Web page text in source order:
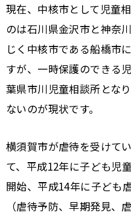
現在、中核市として児童
のは石川県金沢市と神奈
じく中核市である船橋市
すが、一時保護のできる
葉県市川児童相談所とな
ないのが現状です。
横須賀市が虐待を受けて
て、平成12年に子ども児
開始、平成14年に子ども
（虐待予防、早期発見、